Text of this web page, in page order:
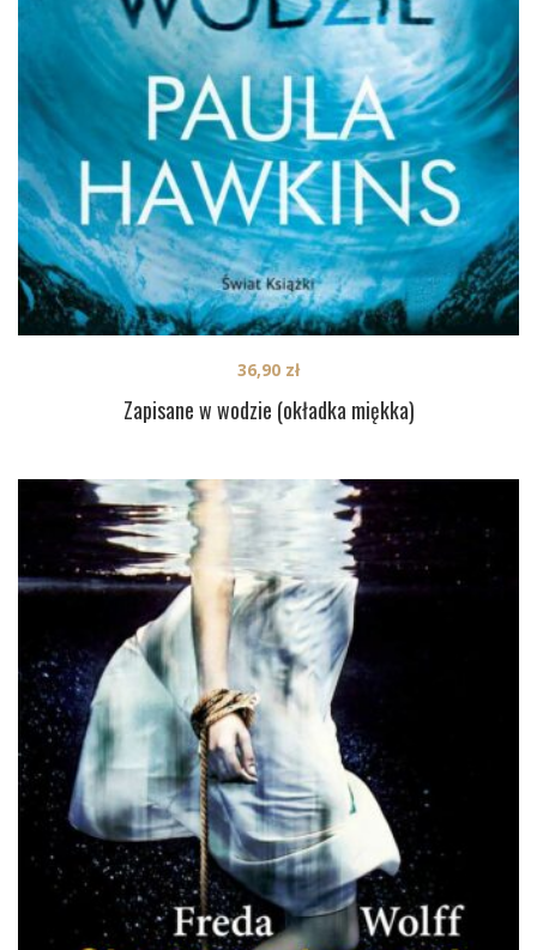
Zapisane w wodzie (okładka miękka)
36,90 zł